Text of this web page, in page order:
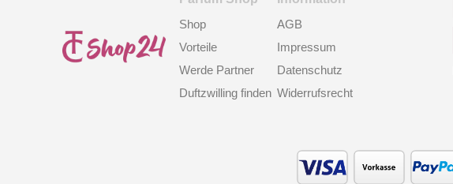
Shop
Vorteile
Werde Partner
Duftzwilling finden
AGB
Impressum
Datenschutz
Widerrufsrecht